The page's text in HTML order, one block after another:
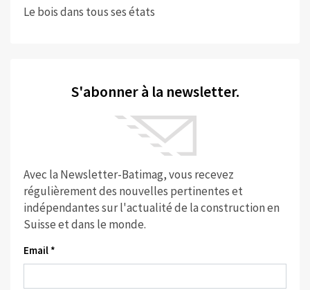
Le bois dans tous ses états
S'abonner à la newsletter.
Avec la Newsletter-Batimag, vous recevez
régulièrement des nouvelles pertinentes et
indépendantes sur l'actualité de la construction en
Suisse et dans le monde.
Email *